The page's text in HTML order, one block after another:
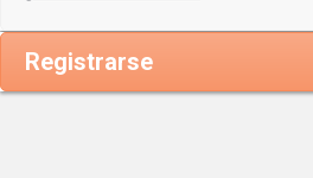
Registrarse